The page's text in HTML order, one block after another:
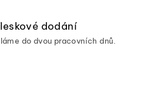
dodání
do dvou pracovních dnů.